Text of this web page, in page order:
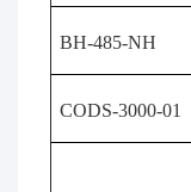
BH-485-NH
CODS-3000-01